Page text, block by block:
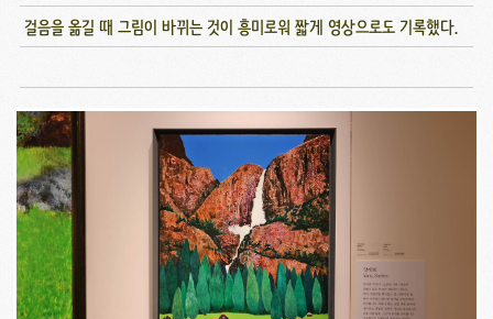
걸음을 옮길 때 그림이 바뀌는 것이 흥미로워 짧게 영상으로도 기록했다.